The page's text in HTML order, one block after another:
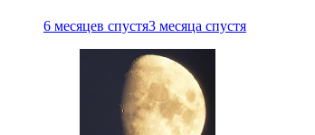
6 месяцев спустя3 месяца спустя